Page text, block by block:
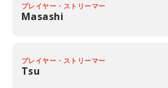
プレイヤー・ストリーマー
Masashi
プレイヤー・ストリーマー
Tsu